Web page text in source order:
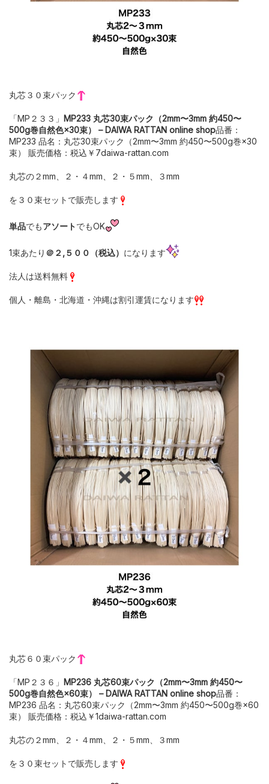
丸芯３０束パック
「MP２３３」 MP233 丸芯30束パック（2mm〜3mm 約450〜
500g巻自然色×30束） – DAIWA RATTAN online shop品番：
MP233 品名：丸芯30束パック（2mm〜3mm 約450〜500g巻×30
束） 販売価格：税込￥7daiwa-rattan.com
丸芯の２mm、２・４mm、２・５mm、３mm
を３０束セットで販売します
単品でもアソートでもOK
1束あたり ＠２,５００（税込） になります
法人は送料無料
個人・離島・北海道・沖縄は割引運賃になります
丸芯６０束パック
「MP２３６」 MP236 丸芯60束パック（2mm〜3mm 約450〜
500g巻自然色×60束） – DAIWA RATTAN online shop品番：
MP236 品名：丸芯60束パック（2mm〜3mm 約450〜500g巻×60
束） 販売価格：税込￥1daiwa-rattan.com
丸芯の２mm、２・４mm、２・５mm、３mm
を３０束セットで販売します